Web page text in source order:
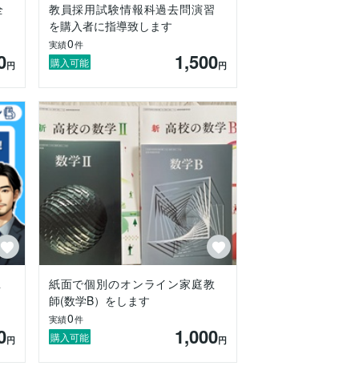
しても苦手科目が克服できない」「テ
ログラミングの基礎から応用まで幅広
を活かして、皆さんの目標達成に向け
合わせください！
円
教員採用試験情報科過去問演習
を購入者に指導致します
実績0件
購入可能 1,500円
円
紙面で個別のオンライン家庭教
師(数学B）をします
実績0件
購入可能 1,000円